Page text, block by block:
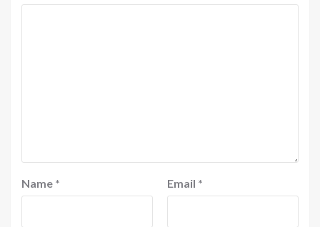
Name * Email *